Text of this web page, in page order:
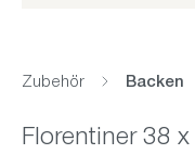
Zubehör Backen
Florentiner 38